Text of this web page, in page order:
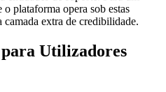
plataforma opera sob estas
extra de credibilidade.
para Utilizadores